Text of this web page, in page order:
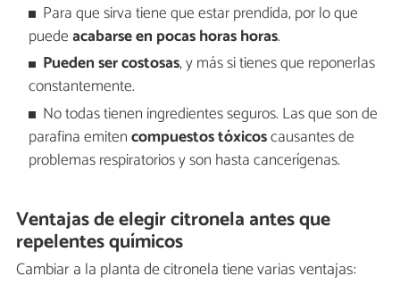
Para que sirva tiene que estar prendida, por lo que
puedeacabarse en pocas horas horas.
Pueden ser costosas, y más si tienes que reponerlas
constantemente.
No todas tienen ingredientes seguros. Las que son de
parafina emitencompuestos tóxicoscausantes de
problemas respiratorios y son hasta cancerígenas.
Ventajas de elegir citronela antes que
repelentes químicos
Cambiar a la planta de citronela tiene varias ventajas: